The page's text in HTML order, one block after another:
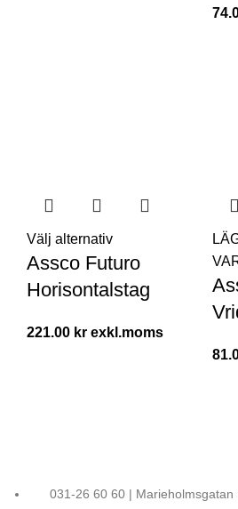
Välj alternativ
Assco Futuro
Horisontalstag
221.00 kr
031-26 60 60 |